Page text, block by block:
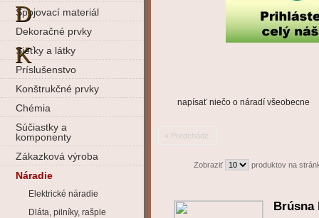
Spojovací materiál
Dekoračné prvky
Sieťky a látky
Príslušenstvo
Konštrukčné prvky
Chémia
Súčiastky a
komponenty
Zákazková výroba
Náradie
Elektrické náradie
Dláta, pilníky, rašple
D
K
napísať niečo o náradí všeobecne
« Predchádz.
Zobraziť produktov na
Brúsna